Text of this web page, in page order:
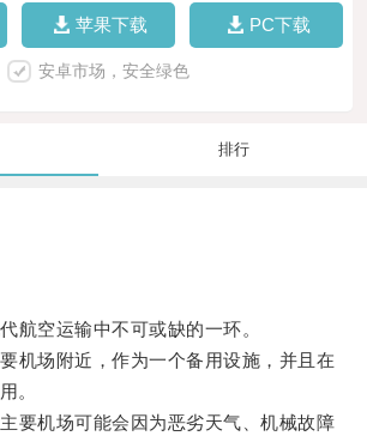
苹果下载 PC下载
安卓市场，安全绿色
排行
空运输中不可或缺的一环。
场附近，作为一个备用设施，并且在
。
机场可能会因为恶劣天气、机械故障